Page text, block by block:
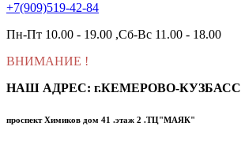
+7(909)519-42-84
Пн-Пт 10.00 - 19.00 ,Сб-Вс 11.00 - 18.00
ВНИМАНИЕ !
НАШ АДРЕС: г.КЕМЕРОВО-КУЗБАСС
проспект Химиков дом 41 .этаж 2 .ТЦ"МАЯК"